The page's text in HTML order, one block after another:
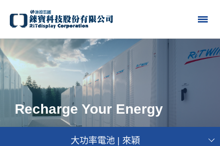
Recharge Your Energy
大功率電池 | 來穎